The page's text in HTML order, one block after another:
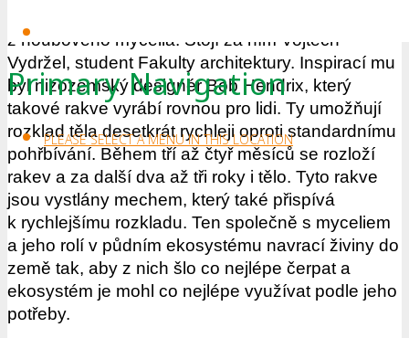
Primary Navigation
PLEASE SELECT A MENU IN THIS LOCATION
z houbového mycelia. Stojí za ním Vojtěch
Vydržel, student Fakulty architektury. Inspirací mu
byl nizozemský designér Bob Hendrix, který
takové rakve vyrábí rovnou pro lidi. Ty umožňují
rozklad těla desetkrát rychleji oproti standardnímu
pohřbívání. Během tří až čtyř měsíců se rozloží
rakev a za další dva až tři roky i tělo. Tyto rakve
jsou vystlány mechem, který také přispívá
k rychlejšímu rozkladu. Ten společně s myceliem
a jeho rolí v půdním ekosystému navrací živiny do
země tak, aby z nich šlo co nejlépe čerpat a
ekosystém je mohl co nejlépe využívat podle jeho
potřeby.